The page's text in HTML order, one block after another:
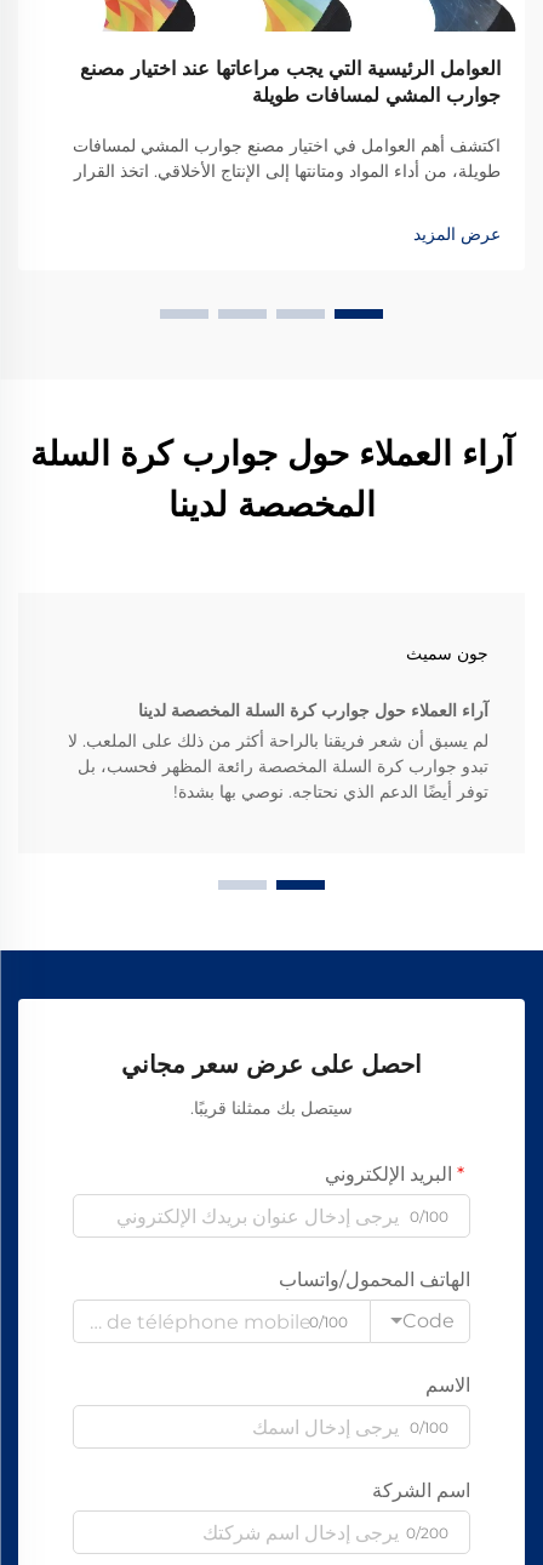
العوامل الرئيسية التي يجب مراعاتها عند اختيار مصنع
جوارب المشي لمسافات طويلة
اكتشف أهم العوامل في اختيار مصنع جوارب المشي لمسافات
طويلة، من أداء المواد ومتانتها إلى الإنتاج الأخلاقي. اتخذ القرار
عرض المزيد
آراء العملاء حول جوارب كرة السلة
المخصصة لدينا
جون سميث
آراء العملاء حول جوارب كرة السلة المخصصة لدينا
لم يسبق أن شعر فريقنا بالراحة أكثر من ذلك على الملعب. لا
تبدو جوارب كرة السلة المخصصة رائعة المظهر فحسب، بل
توفر أيضًا الدعم الذي نحتاجه. نوصي بها بشدة!
احصل على عرض سعر مجاني
سيتصل بك ممثلنا قريبًا.
البريد الإلكتروني
0/100
الهاتف المحمول/واتساب
Code
0/100
الاسم
0/100
اسم الشركة
0/200